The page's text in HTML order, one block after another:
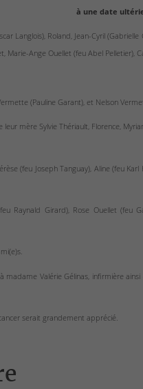
à une date
Langlois), Roland, Jean-Cyril
Ange Ouellet (feu Abel Pelletier),
(Pauline Garant), et Nelson
mère Sylvie Thériault, Florence,
(feu Joseph Tanguay), Aline (feu
Raynald Girard), Rose Ouellet (feu
Valérie Gélinas, infirmière
serait grandement apprécié.